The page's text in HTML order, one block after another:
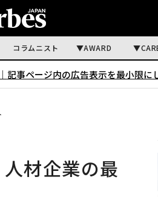
コラムニスト AWARD
記事ページ内の広告表示を最小限に
材企業の最